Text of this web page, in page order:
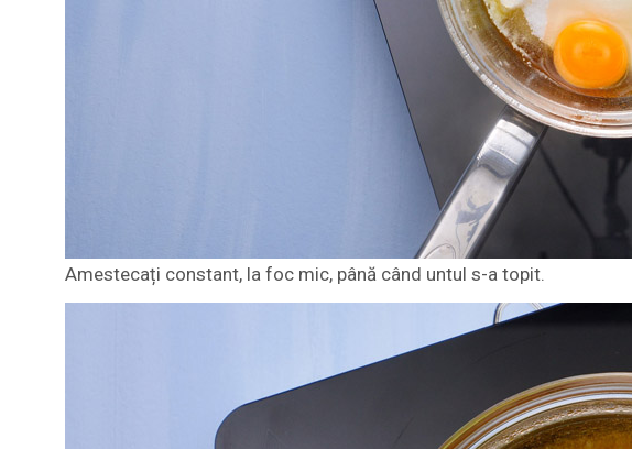
Amestecați constant, la foc mic, până când untul s-a topit.